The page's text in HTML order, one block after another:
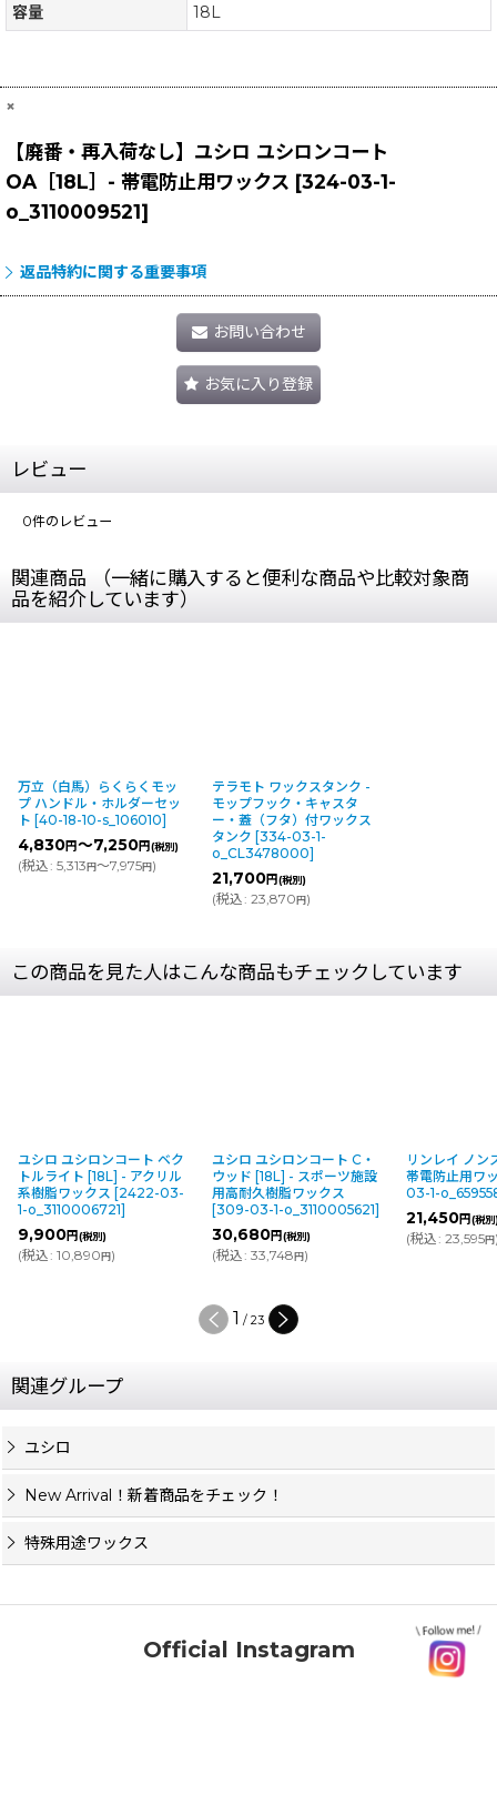
容量
18L
×
【廃番・再入荷なし】ユシロ ユシロンコート
OA［18L］- 帯電防止用ワックス [324-03-1-
o_3110009521]
返品特約に関する重要事項
お問い合わせ
お気に入り登録
レビュー
0件のレビュー
関連商品 （一緒に購入すると便利な商品や比較対象商
品を紹介しています）
万立（白馬）らくらくモッ
プ ハンドル・ホルダーセッ
ト [40-18-10-s_106010]
4,830円～7,250円(税別)
(税込: 5,313円～7,975円)
テラモト ワックスタンク -
モップフック・キャスタ
ー・蓋（フタ）付ワックス
タンク [334-03-1-
o_CL3478000]
21,700円(税別)
(税込: 23,870円)
この商品を見た人はこんな商品もチェックしています
ユシロ ユシロンコート ベク
トルライト [18L] - アクリル
系樹脂ワックス [2422-03-
1-o_3110006721]
9,900円(税別)
(税込: 10,890円)
ユシロ ユシロンコート C・
ウッド [18L] - スポーツ施設
用高耐久樹脂ワックス
[309-03-1-o_3110005621]
30,680円(税別)
(税込: 33,748円)
リンレイ ノン
帯電防止用ワ
03-1-
21,450円(税
(税込: 23,595円
1 / 23
関連グループ
ユシロ
New Arrival！新着商品をチェック！
特殊用途ワックス
Official Instagram